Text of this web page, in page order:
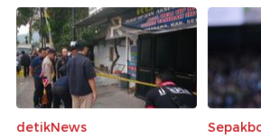
detikNews